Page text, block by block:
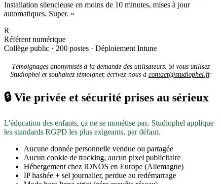
Installation silencieuse en moins de 10 minutes, mises à jour
automatiques. Super. »
R
Référent numérique
Collège public · 200 postes · Déploiement Intune
Témoignages anonymisés à la demande des utilisateurs. Si vous utilisez
Studiophel et souhaitez témoigner, écrivez-nous à contact@studiophel.fr.
🔒 Vie privée et sécurité prises au sérieux
L'éducation des enfants, ça ne se monétise pas. Studiophel applique
les standards RGPD les plus exigeants, par défaut.
Aucune donnée personnelle vendue ou partagée
Aucun cookie de tracking, aucun pixel publicitaire
Hébergement chez IONOS en Europe (Allemagne)
IP hashée + sel journalier, perdue au redémarrage